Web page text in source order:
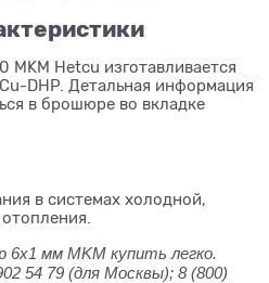
MKM Hetcu изготавливается
DHP. Детальная информация
в брошюре во вкладке
в системах холодной,
мм MKM купить легко.
54 79 (для Москвы); 8 (800)